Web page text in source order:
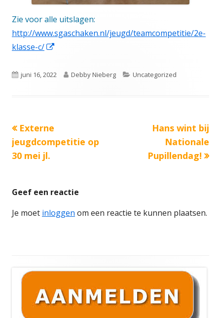
Zie voor alle uitslagen:
http://www.sgaschaken.nl/jeugd/teamcompetitie/2e-
klasse-c/
een
Gepubliceerd
juni 16, 2022 Auteur
Debby Nieberg Categorieën
Uncategorized
Bericht
navigatie
Vorige
bericht:
Externe
jeugdcompetitie op
30 mei jl.
Volgende
bericht:
Hans wint bij
Nationale
Pupillendag!
Geef een reactie
Je moet inloggen om een reactie te kunnen plaatsen.
Hoofd
sidebar